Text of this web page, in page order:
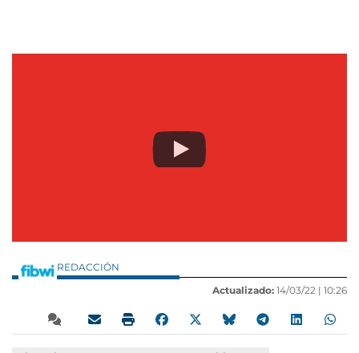
REDACCIÓN
Actualizado: 14/03/22 | 10:26